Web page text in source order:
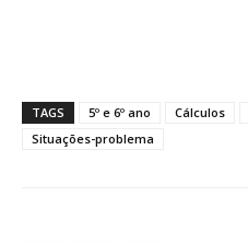
TAGS 5º e 6º ano Cálculos
Situações-problema